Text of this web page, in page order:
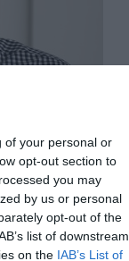
of your personal or
opt-out section to
you may
by us or personal
opt-out of the
list of downstream
on the IAB’s List of